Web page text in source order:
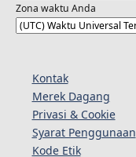
Zona waktu Anda
Kontak
Merek Dagang
Privasi & Cookie
Syarat Penggunaan
Kode Etik